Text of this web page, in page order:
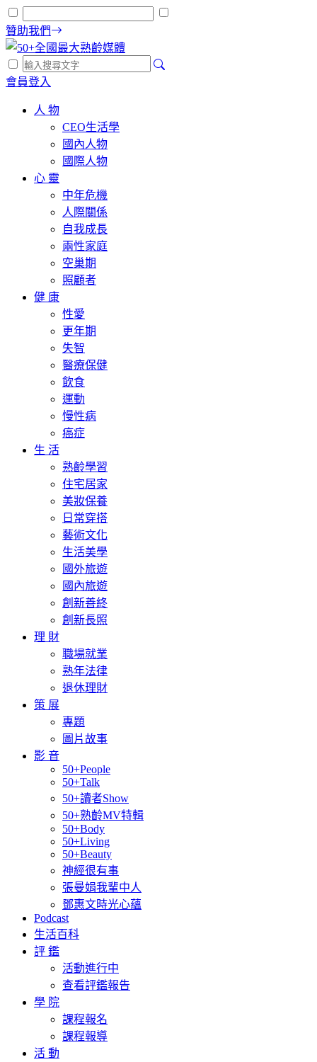
贊助我們
會員登入
人 物
CEO生活學
國內人物
國際人物
心 靈
中年危機
人際關係
自我成長
兩性家庭
空巢期
照顧者
健 康
性愛
更年期
失智
醫療保健
飲食
運動
慢性病
癌症
生 活
熟齡學習
住宅居家
美妝保養
日常穿搭
藝術文化
生活美學
國外旅遊
國內旅遊
創新善終
創新長照
理 財
職場就業
熟年法律
退休理財
策 展
專題
圖片故事
影 音
50+People
50+Talk
50+讀者Show
50+熟齡MV特輯
50+Body
50+Living
50+Beauty
神經很有事
張曼娟我輩中人
鄧惠文時光心蘊
Podcast
生活百科
評 鑑
活動進行中
查看評鑑報告
學 院
課程報名
課程報導
活 動